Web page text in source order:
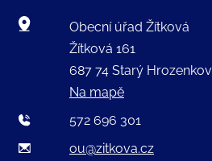
Obecní úřad Žítková
Žítková 161
687 74 Starý Hrozenkov
Na mapě
572 696 301
ou@zitkova.cz